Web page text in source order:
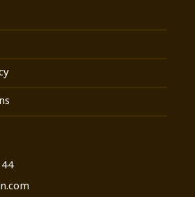
துல்லியமாகப்
தொலைக்காட்சியில்
சிலருக்குப்
இருக்கின்றன;
துல்லியமாக பலன்களைக்
விவரமாக விளக்கி
சக்தி விகடனில்